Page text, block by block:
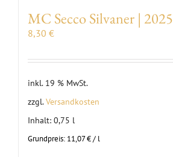
MC Secco Silvaner | 2025
8,30 €
inkl. 19 % MwSt.
zzgl.Versandkosten
Inhalt: 0,75 l
Grundpreis: 11,07€/ l